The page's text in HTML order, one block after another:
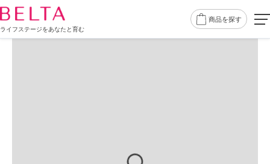
ライフステージをあなたと育む
商品を探す